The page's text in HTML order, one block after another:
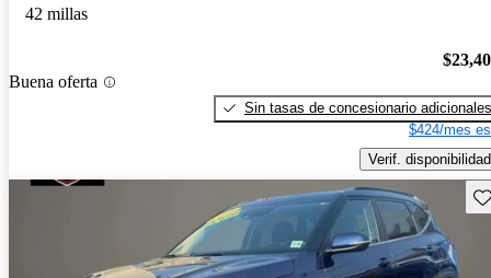
42 millas
Buena oferta
Sin tasas de concesionario adicionales
$424/mes
Verif. disponibilidad